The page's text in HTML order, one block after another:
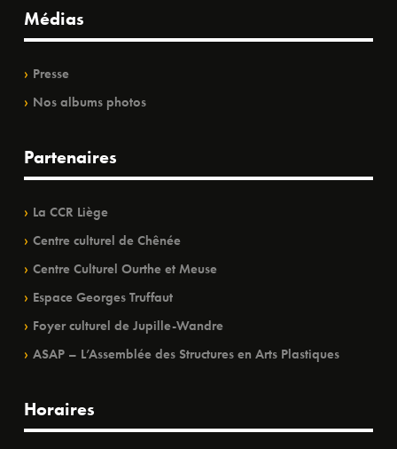
Médias
Presse
Nos albums photos
Partenaires
La CCR Liège
Centre culturel de Chênée
Centre Culturel Ourthe et Meuse
Espace Georges Truffaut
Foyer culturel de Jupille-Wandre
ASAP – L’Assemblée des Structures en Arts Plastiques
Horaires